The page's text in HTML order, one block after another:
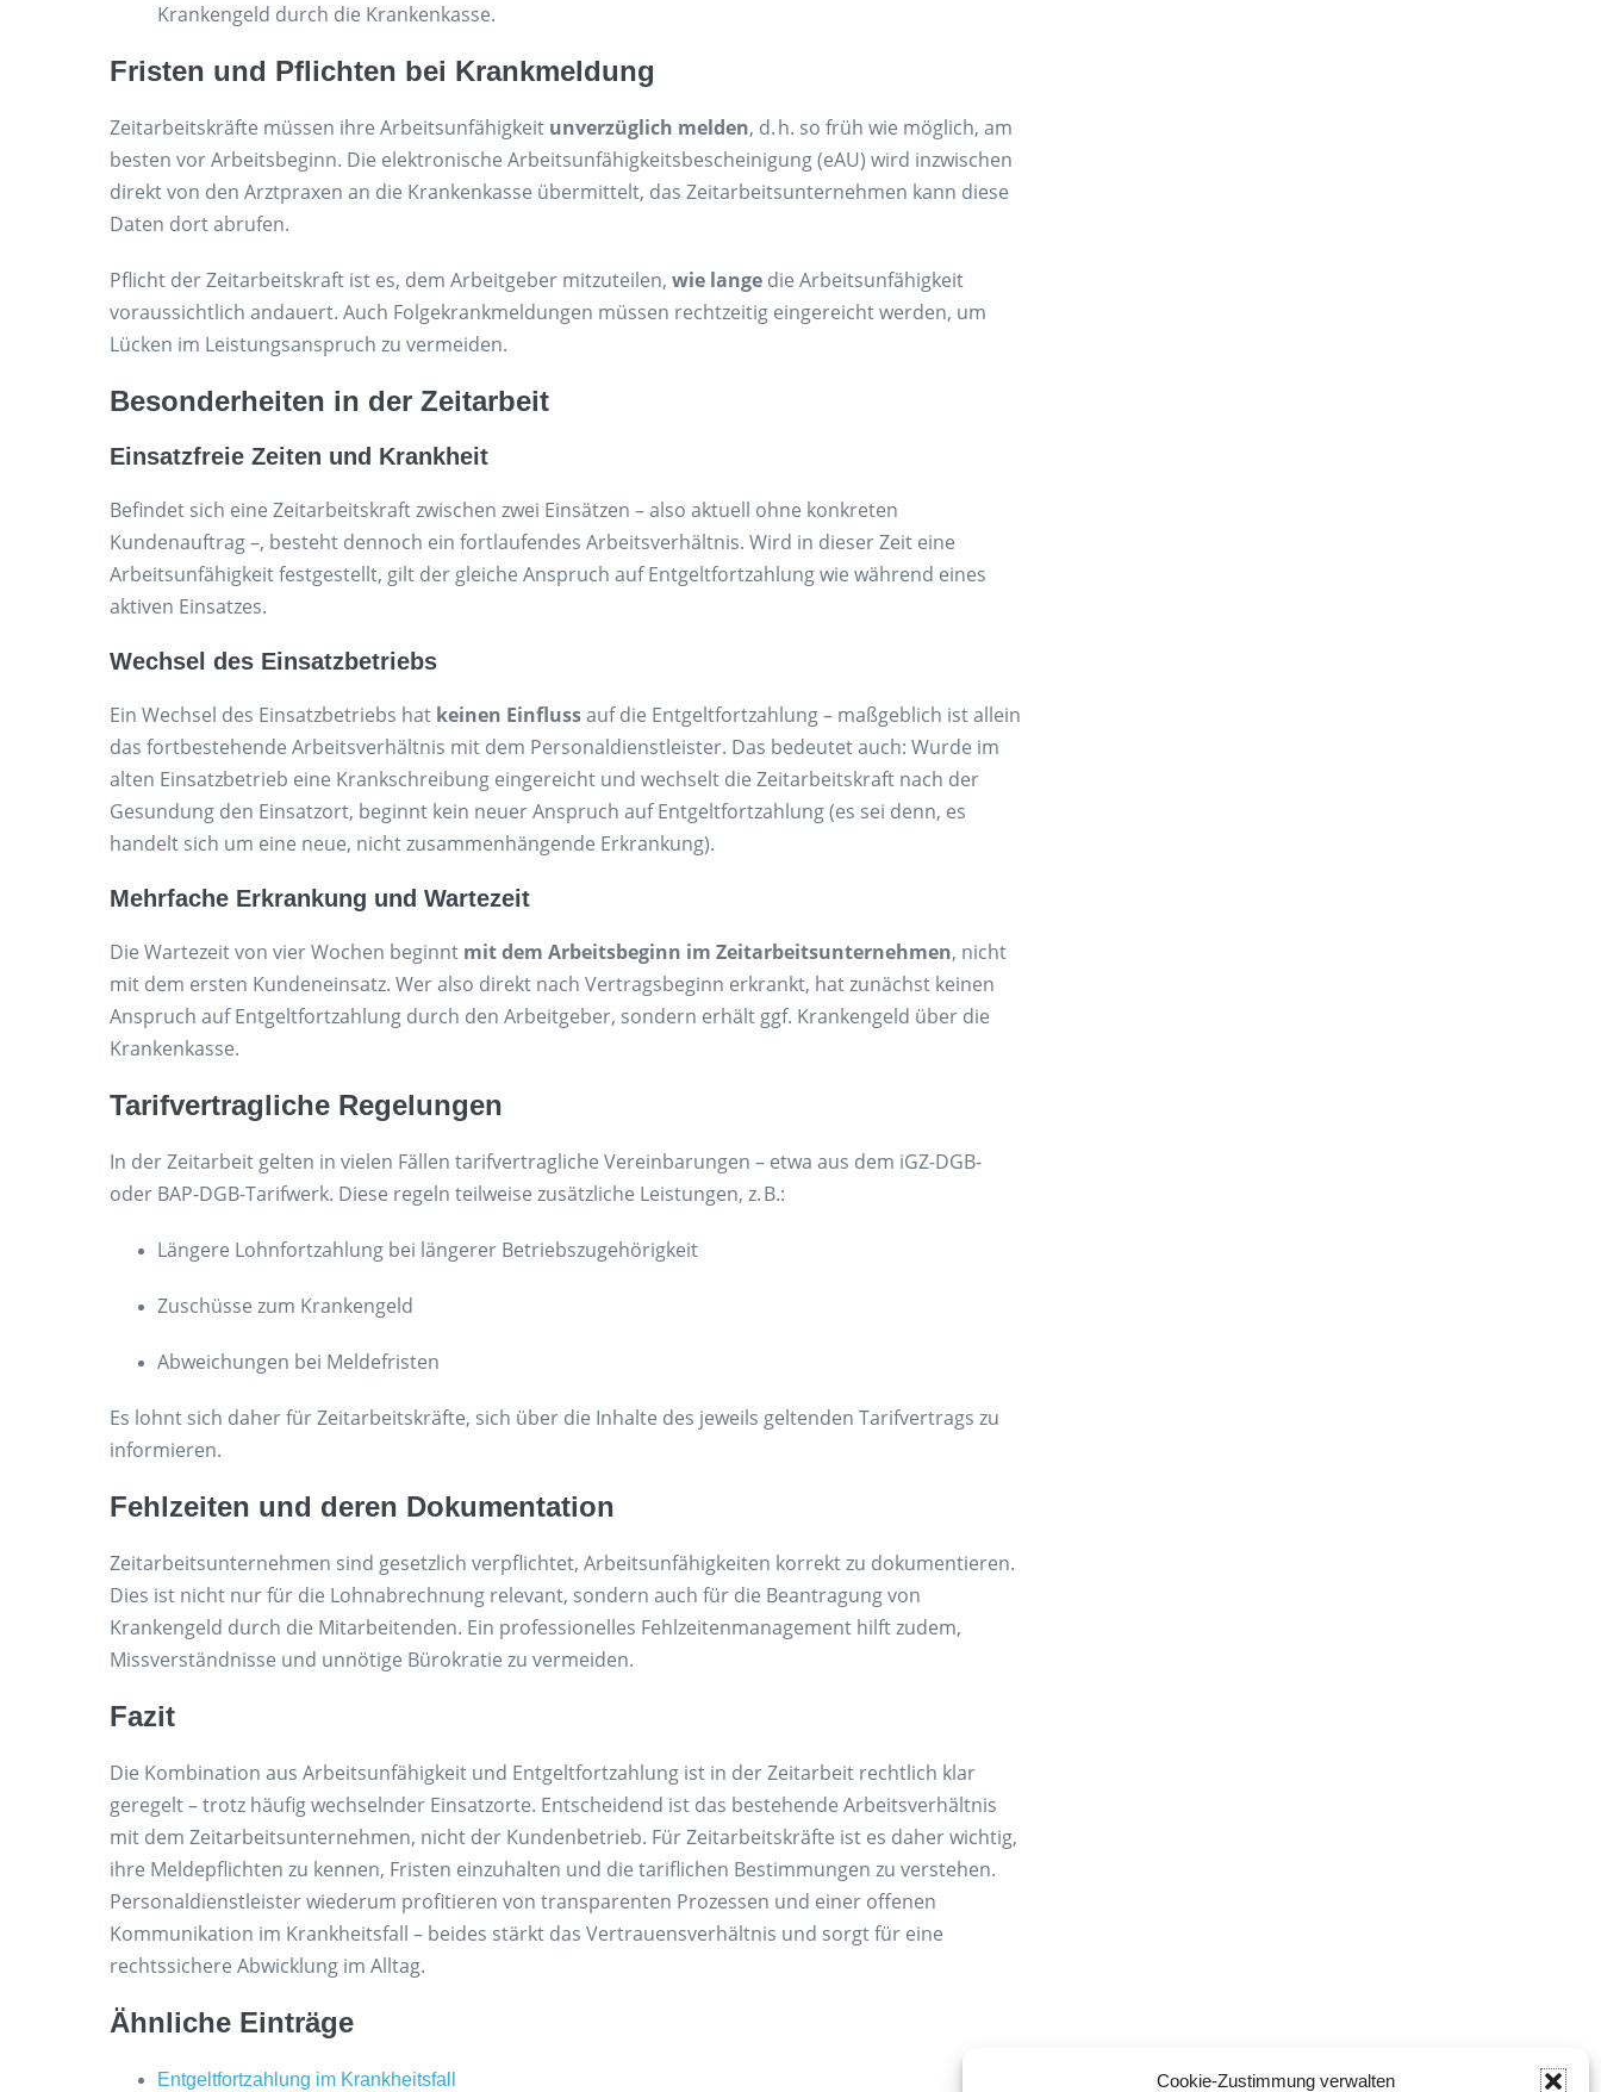
Cookie-Zustimmung verwalten
Krankengeld durch die Krankenkasse.
Fristen und Pflichten bei Krankmeldung
Zeitarbeitskräfte müssen ihre Arbeitsunfähigkeit unverzüglich melden, d. h. so früh wie möglich, am
besten vor Arbeitsbeginn. Die elektronische Arbeitsunfähigkeitsbescheinigung (eAU) wird inzwischen
direkt von den Arztpraxen an die Krankenkasse übermittelt, das Zeitarbeitsunternehmen kann diese
Daten dort abrufen.
Pflicht der Zeitarbeitskraft ist es, dem Arbeitgeber mitzuteilen, wie lange die Arbeitsunfähigkeit
voraussichtlich andauert. Auch Folgekrankmeldungen müssen rechtzeitig eingereicht werden, um
Lücken im Leistungsanspruch zu vermeiden.
Besonderheiten in der Zeitarbeit
Einsatzfreie Zeiten und Krankheit
Befindet sich eine Zeitarbeitskraft zwischen zwei Einsätzen – also aktuell ohne konkreten
Kundenauftrag –, besteht dennoch ein fortlaufendes Arbeitsverhältnis. Wird in dieser Zeit eine
Arbeitsunfähigkeit festgestellt, gilt der gleiche Anspruch auf Entgeltfortzahlung wie während eines
aktiven Einsatzes.
Wechsel des Einsatzbetriebs
Ein Wechsel des Einsatzbetriebs hat keinen Einflussauf die Entgeltfortzahlung – maßgeblich ist allein
das fortbestehende Arbeitsverhältnis mit dem Personaldienstleister. Das bedeutet auch: Wurde im
alten Einsatzbetrieb eine Krankschreibung eingereicht und wechselt die Zeitarbeitskraft nach der
Gesundung den Einsatzort, beginnt kein neuer Anspruch auf Entgeltfortzahlung (es sei denn, es
handelt sich um eine neue, nicht zusammenhängende Erkrankung).
Mehrfache Erkrankung und Wartezeit
Die Wartezeit von vier Wochen beginnt mit dem Arbeitsbeginn im Zeitarbeitsunternehmen, nicht
mit dem ersten Kundeneinsatz. Wer also direkt nach Vertragsbeginn erkrankt, hat zunächst keinen
Anspruch auf Entgeltfortzahlung durch den Arbeitgeber, sondern erhält ggf. Krankengeld über die
Krankenkasse.
Tarifvertragliche Regelungen
In der Zeitarbeit gelten in vielen Fällen tarifvertragliche Vereinbarungen – etwa aus dem iGZ-DGB-
oder BAP-DGB-Tarifwerk. Diese regeln teilweise zusätzliche Leistungen, z. B.:
Längere Lohnfortzahlung bei längerer Betriebszugehörigkeit
Zuschüsse zum Krankengeld
Abweichungen bei Meldefristen
Es lohnt sich daher für Zeitarbeitskräfte, sich über die Inhalte des jeweils geltenden Tarifvertrags zu
informieren.
Fehlzeiten und deren Dokumentation
Zeitarbeitsunternehmen sind gesetzlich verpflichtet, Arbeitsunfähigkeiten korrekt zu dokumentieren.
Dies ist nicht nur für die Lohnabrechnung relevant, sondern auch für die Beantragung von
Krankengeld durch die Mitarbeitenden. Ein professionelles Fehlzeitenmanagement hilft zudem,
Missverständnisse und unnötige Bürokratie zu vermeiden.
Fazit
Die Kombination aus Arbeitsunfähigkeit und Entgeltfortzahlung ist in der Zeitarbeit rechtlich klar
geregelt – trotz häufig wechselnder Einsatzorte. Entscheidend ist das bestehende Arbeitsverhältnis
mit dem Zeitarbeitsunternehmen, nicht der Kundenbetrieb. Für Zeitarbeitskräfte ist es daher wichtig,
ihre Meldepflichten zu kennen, Fristen einzuhalten und die tariflichen Bestimmungen zu verstehen.
Personaldienstleister wiederum profitieren von transparenten Prozessen und einer offenen
Kommunikation im Krankheitsfall – beides stärkt das Vertrauensverhältnis und sorgt für eine
rechtssichere Abwicklung im Alltag.
Ähnliche Einträge
Entgeltfortzahlung im Krankheitsfall